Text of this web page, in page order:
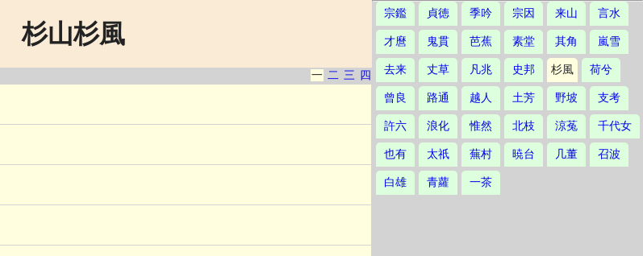
杉山杉風
一 二 三 四
宗鑑 貞徳 季吟 宗因 来山 言水
才麿 鬼貫 芭蕉 素堂 其角 嵐雪
去来 丈草 凡兆 史邦 杉風 荷兮
曾良 路通 越人 土芳 野坡 支考
許六 浪化 惟然 北枝 涼菟 千代女
也有 太祇 蕪村 暁台 几董 召波
白雄 青蘿 一茶